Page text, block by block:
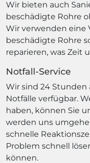
Wir bieten auch
beschädigte Rohre
Wir verwenden eine
beschädigte Rohre
reparieren, was Zeit
Notfall-Service
Wir sind 24 Stunden
Notfälle verfügbar.
haben, können Sie
werden uns
schnelle
Problem schnell
können.